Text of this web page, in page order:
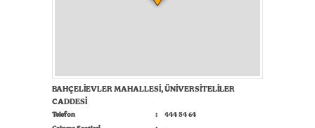
BAHÇELİEVLER MAHALLESİ, ÜNİVERSİTELİLER
CADDESİ
Telefon
444 54 64